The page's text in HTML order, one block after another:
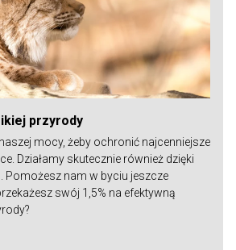
przyrody
mocy, żeby ochronić najcenniejsze
Działamy skutecznie również dzięki
Pomożesz nam w byciu jeszcze
swój 1,5% na efektywną